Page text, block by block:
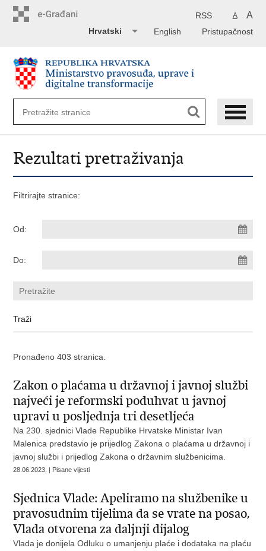
A A
RSS
Pristupačnost
English
Hrvatski
Rezultati pretraživanja
Filtrirajte stranice:
Od:
Do:
Pronađeno 403 stranica.
Zakon o plaćama u državnoj i javnoj službi
najveći je reformski poduhvat u javnoj
upravi u posljednja tri desetljeća
Na 230. sjednici Vlade Republike Hrvatske Ministar Ivan
Malenica predstavio je prijedlog Zakona o plaćama u državnoj i
javnoj službi i prijedlog Zakonao državnim službenicima.
28.06.2023. | Pisane vijesti
Sjednica Vlade: Apeliramo na službenike u
pravosudnim tijelima da se vrate na posao,
Vlada otvorena za daljnji dijalog
Vlada je donijela Odluku o umanjenju plaće i dodataka na plaću